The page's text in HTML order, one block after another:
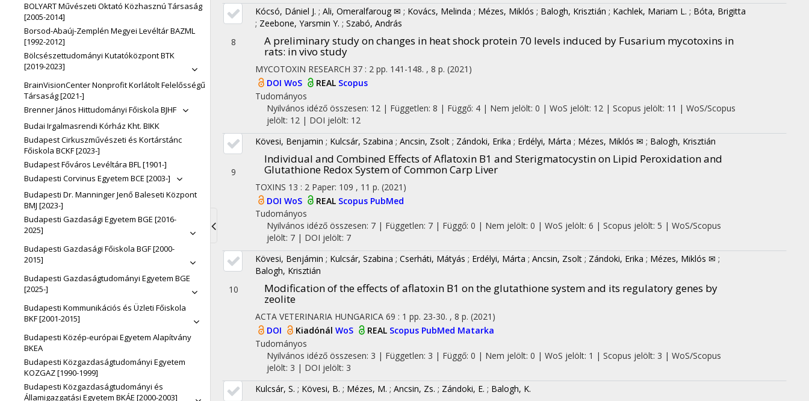
navigation
BOLYART Művészeti Oktató Közhasznú Társaság
[2005-2014]
Borsod-Abaúj-Zemplén Megyei Levéltár BAZML
[1992-2012]
Bölcsészettudományi Kutatóközpont BTK
[2019-2023]
BrainVisionCenter Nonprofit Korlátolt Felelősségű
Társaság [2021-]
Brenner János Hittudományi Főiskola BJHF
Budai Irgalmasrendi Kórház Kht. BIKK
Budapest Cirkuszművészeti és Kortárstánc
Főiskola BCKF [2023-]
Budapest Főváros Levéltára BFL [1901-]
Budapesti Corvinus Egyetem BCE [2003-]
Budapesti Dr. Manninger Jenő Baleseti Központ
BMJ [2023-]
Budapesti Gazdasági Egyetem BGE [2016-
2025]
Budapesti Gazdasági Főiskola BGF [2000-
2015]
Budapesti Gazdaságtudományi Egyetem BGE
[2025-]
Budapesti Kommunikációs és Üzleti Főiskola
BKF [2001-2015]
Budapesti Közép-európai Egyetem Alapítvány
BKEA
Budapesti Közgazdaságtudományi Egyetem
KOZGAZ [1990-1999]
Budapesti Közgazdaságtudományi és
Államigazgatási Egyetem BKÁE [2000-2003]
8
Kócsó, Dániel J. ; Ali, Omeralfaroug ✉ ; Kovács, Melinda ; Mézes, Miklós ; Balogh, Krisztián ; Kachlek, Mariam L. ; Bóta, Brigitta
; Zeebone, Yarsmin Y. ; Szabó, András
A preliminary study on changes in heat shock protein 70 levels induced by Fusarium mycotoxins in
rats: in vivo study
MYCOTOXIN RESEARCH 37 : 2 pp. 141-148. , 8 p. (2021)
DOI WoS REAL Scopus
Tudományos
Nyilvános idéző összesen: 12 | Független: 8 | Függő: 4 | Nem jelölt: 0 | WoS jelölt: 12 | Scopus jelölt: 11 | WoS/Scopus
jelölt: 12 | DOI jelölt: 12
9
Kövesi, Benjamin ; Kulcsár, Szabina ; Ancsin, Zsolt ; Zándoki, Erika ; Erdélyi, Márta ; Mézes, Miklós ✉ ; Balogh, Krisztián
Individual and Combined Effects of Aflatoxin B1 and Sterigmatocystin on Lipid Peroxidation and
Glutathione Redox System of Common Carp Liver
TOXINS 13 : 2 Paper: 109 , 11 p. (2021)
DOI WoS REAL Scopus PubMed
Tudományos
Nyilvános idéző összesen: 7| Független: 7 | Függő: 0 | Nem jelölt: 0 | WoS jelölt: 6 | Scopus jelölt: 5 | WoS/Scopus
jelölt: 7 | DOI jelölt: 7
10
Kövesi, Benjámin ; Kulcsár, Szabina ; Cserháti, Mátyás ; Erdélyi, Márta ; Ancsin, Zsolt ; Zándoki, Erika ; Mézes, Miklós ✉ ;
Balogh, Krisztián
Modification of the effects of aflatoxin B1 on the glutathione system and its regulatory genes by
zeolite
ACTA VETERINARIA HUNGARICA 69 : 1 pp. 23-30. , 8 p. (2021)
DOI
Kiadónál WoS REAL Scopus PubMed Matarka
Tudományos
Nyilvános idéző összesen: 3 | Független: 3 | Függő: 0 | Nem jelölt: 0 | WoS jelölt: 1 | Scopus jelölt: 3 | WoS/Scopus
jelölt: 3 | DOI jelölt: 3
Kulcsár, S. ; Kövesi, B. ; Mézes, M. ; Ancsin, Zs. ; Zándoki, E. ; Balogh, K.